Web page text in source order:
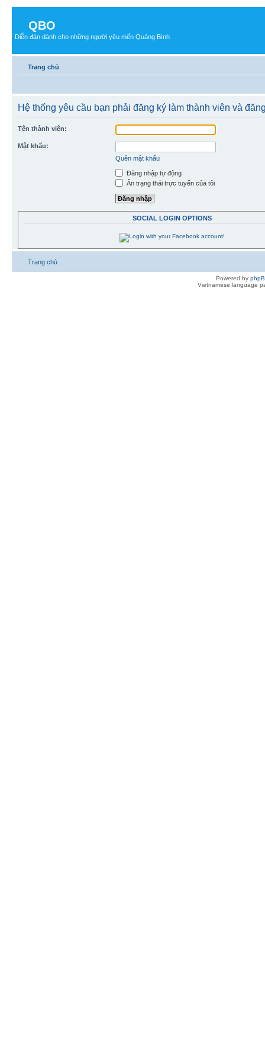
QBO
Diễn đàn dành cho những người yêu mến Quảng Bình
Trang chủ
Hệ thống yêu cầu bạn phải đăng ký làm thành viên và
Tên thành viên:
Mật khẩu:
Quên mật khẩu
Đăng nhập tự động
Ẩn trạng thái trực tuyến của tôi
SOCIAL LOGIN OPTIONS
Trang chủ
Powered by
Vietnamese language